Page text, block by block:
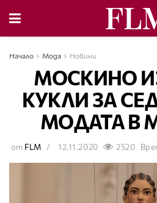
Начало Мода Новини
МОСКИНО
КУКЛИ ЗА
МОДАТА В
от FLM 12.11.2020 2520